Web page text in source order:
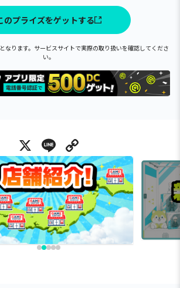
のプライズをゲットする
なります。サービスサイトで実際の取り扱いを確認してくださ
い。
X Line